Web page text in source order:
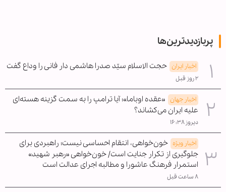
پربازدیدترین‌ها
اخبار ایران حجت الاسلام سیّد صدرا هاشمی دار فانی را وداع گفت
۲ روز قبل
اخبار جهان «عقده اوباما»؛ آیا ترامپ را به سمت گزینه هسته‌ای
علیه ایران می‌کشاند؟
دیروز ۱۶:۳۸
اخبار ویژه خون‌خواهی، انتقام احساسی نیست؛ راهبردی برای
جلوگیری از تکرار جنایت است/ خون‌خواهی «رهبر شهید»
استمرار فرهنگ عاشورا و مطالبه اجرای عدالت است
۸ ساعت قبل